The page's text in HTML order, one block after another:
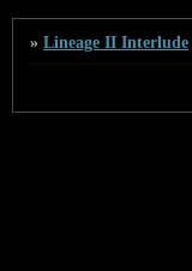
»Lineage II Interlude